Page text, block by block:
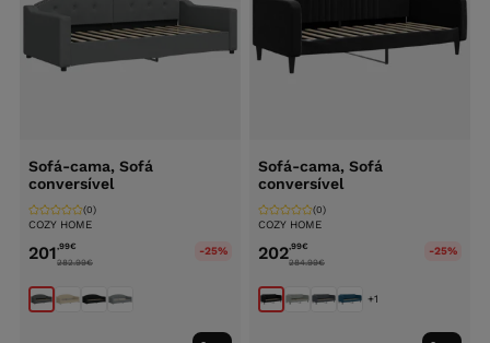
Sofá-cama, Sofá
conversível
COZY HOME
(0)
201,99€
282.99€
-25%
Sofá-cama, Sofá
conversível
COZY HOME
(0)
202,99€
284.99€
-25%
+1